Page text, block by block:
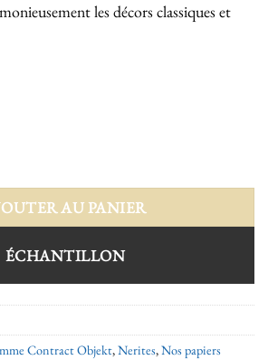
les décors classiques et
AU PANIER
ÉCHANTILLON
Contract Objekt,Nerites,Nos papiers